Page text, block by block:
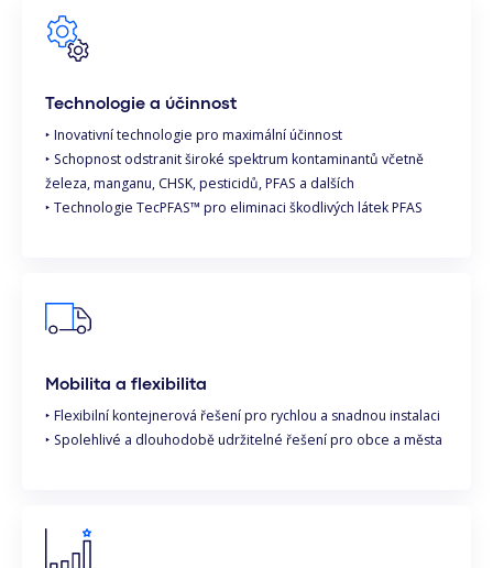
Technologie a účinnost
‣ Inovativní technologie pro maximální účinnost
‣ Schopnost odstranit široké spektrum kontaminantů včetně
železa, manganu, CHSK, pesticidů, PFAS a dalších
‣ Technologie TecPFAS™ pro eliminaci škodlivých látek PFAS
Mobilita a flexibilita
‣ Flexibilní kontejnerová řešení pro rychlou a snadnou instalaci
‣ Spolehlivé a dlouhodobě udržitelné řešení pro obce a města